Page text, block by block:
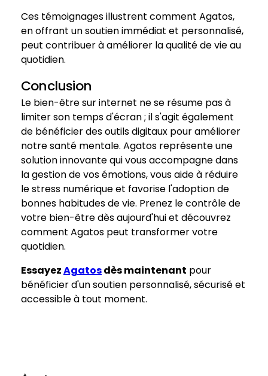
Ces témoignages illustrent comment Agatos,
en offrant un soutien immédiat et personnalisé,
peut contribuer à améliorer la qualité de vie au
quotidien.
Conclusion
Le bien-être sur internet ne se résume pas à
limiter son temps d'écran ; il s'agit également
de bénéficier des outils digitaux pour améliorer
notre santé mentale. Agatos représente une
solution innovante qui vous accompagne dans
la gestion de vos émotions, vous aide à réduire
le stress numérique et favorise l'adoption de
bonnes habitudes de vie. Prenez le contrôle de
votre bien-être dès aujourd'hui et découvrez
comment Agatos peut transformer votre
quotidien.
EssayezAgatosdès maintenant pour
bénéficier d'un soutien personnalisé, sécurisé et
accessible à tout moment.